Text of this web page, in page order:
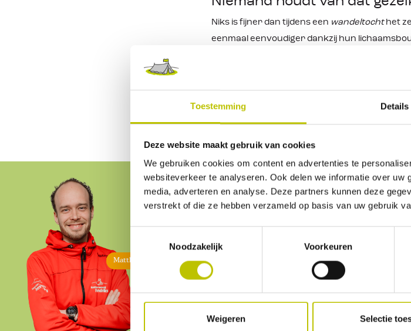
Toestemming Details
Deze website maakt gebruik van cookies
We gebruiken cookies om content en advertenties te
websiteverkeer te analyseren. Ook delen we informatie over
media, adverteren en analyse. Deze partners kunnen deze
verstrekt of die ze hebben verzameld op basis van uw gebruik
Noodzakelijk
Voorkeuren
Weigeren Selectie
Niks is fijner dan tijdens een wandeltochthet
eenmaal eenvoudiger dankzij hun
genieten van deze momenten is er de
gevolgen van dien maar je gewoon kan
Dan ruim je deplastuiteenvoudig op in de
Matthijs
Service & contact